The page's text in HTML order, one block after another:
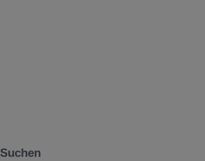
Suchen